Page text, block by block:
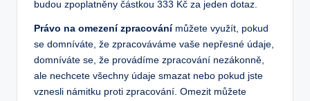
budou zpoplatněny částkou 333 Kč za jeden dotaz.
Právo na omezení zpracovánímůžete využít, pokud
se domníváte, že zpracováváme vaše nepřesné údaje,
domníváte se, že provádíme zpracování nezákonně,
ale nechcete všechny údaje smazat nebo pokud jste
vznesli námitku proti zpracování. Omezit můžete